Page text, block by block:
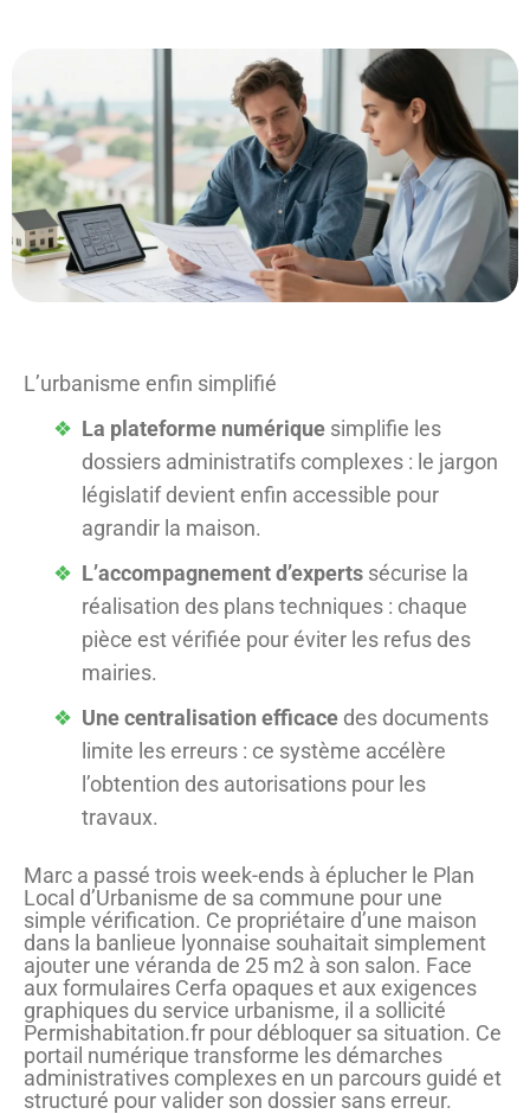
L’urbanisme enfin simplifié
La plateforme numérique simplifie les
dossiers administratifs complexes : le jargon
législatif devient enfin accessible pour
agrandir la maison.
L’accompagnement d’experts sécurise la
réalisation des plans techniques : chaque
pièce est vérifiée pour éviter les refus des
mairies.
Une centralisation efficace des documents
limite les erreurs : ce système accélère
l’obtention des autorisations pour les
travaux.
Marc a passé trois week-ends à éplucher le Plan
Local d’Urbanisme de sa commune pour une
simple vérification. Ce propriétaire d’une maison
dans la banlieue lyonnaise souhaitait simplement
ajouter une véranda de 25 m2 à son salon. Face
aux formulaires Cerfa opaques et aux exigences
graphiques du service urbanisme, il a sollicité
Permishabitation.fr pour débloquer sa situation. Ce
portail numérique transforme les démarches
administratives complexes en un parcours guidé et
structuré pour valider son dossier sans erreur.